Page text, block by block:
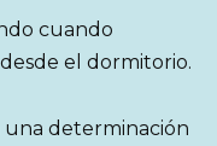
cuando
el dormitorio.
una determinación